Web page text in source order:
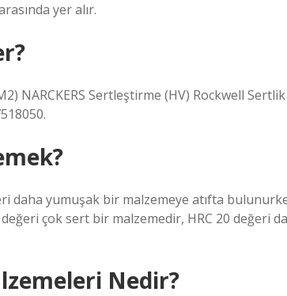
yer alır.
NARCKERS Sertleştirme (HV) Rockwell Sertlik
daha yumuşak bir malzemeye atıfta
çok sert bir malzemedir, HRC 20 değeri
Nedir?